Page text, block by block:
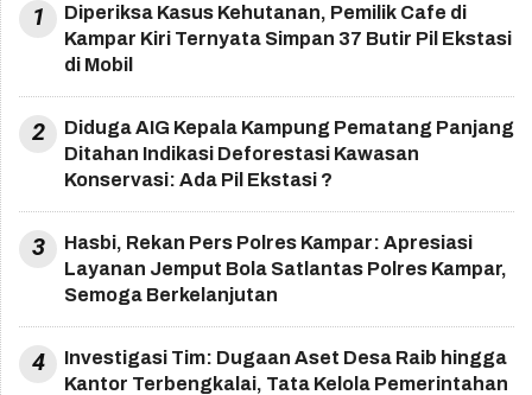
1
Diperiksa Kasus Kehutanan, Pemilik Cafe di
Kampar Kiri Ternyata Simpan 37 Butir Pil Ekstasi
di Mobil
2
Diduga AIG Kepala Kampung Pematang Panjang
Ditahan Indikasi Deforestasi Kawasan
Konservasi: Ada Pil Ekstasi ?
3
Hasbi, Rekan Pers Polres Kampar: Apresiasi
Layanan Jemput Bola Satlantas Polres Kampar,
Semoga Berkelanjutan
4
Investigasi Tim: Dugaan Aset Desa Raib hingga
Kantor Terbengkalai, Tata Kelola Pemerintahan